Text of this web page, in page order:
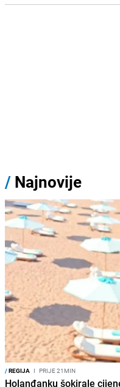
/ Najnovije
/REGIJA I PRIJE 21MIN
Holanđanku šokirale